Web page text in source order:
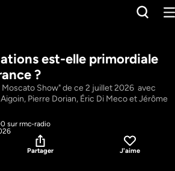
est-elle primordiale
?
Show" de ce 2 juillet 2026  avec
Pierre Dorian, Éric Di Meco et Jérôme
est-elle primordiale pour le XV de France
2ème édition.
Adrien Aigoin, Pierre Dorian, Éric Di
sur rmc-radio
Partager J'aime